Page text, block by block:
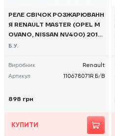
РЕЛЕ СВІЧОК РОЗЖАРЮВАНН
Я RENAULT MASTER (OPEL M
OVANO, NISSAN NV400) 2010
-, 110678071R Б/В
Б.У.
Виробник
Renault
Артикул
110678071R Б/В
898 грн
КУПИТИ